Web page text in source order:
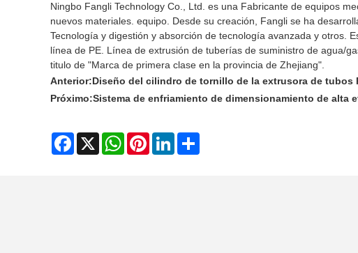
Ningbo Fangli Technology Co., Ltd. es una Fabricante de equipos
nuevos materiales. equipo. Desde su creación, Fangli se ha
Tecnología y digestión y absorción de tecnología avanzada y otros.
línea de PE. Línea de extrusión de tuberías de suministro de agua/
titulo de "Marca de primera clase en la provincia de Zhejiang".
Anterior:Diseño del cilindro de tornillo de la extrusora de tubos
Próximo:Sistema de enfriamiento de dimensionamiento de alta
Facebook
X WhatsAppPinterestLinkedIn